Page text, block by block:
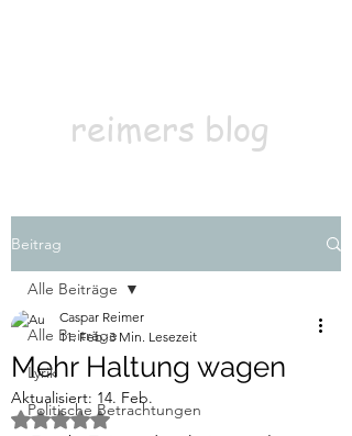
reimers blog
Beitrag
Alle Beiträge
Lyrik
Politische Betrachtungen
Alle Beiträge
Mehr Haltung wagen
Caspar Reimer
11. Feb. 3 Min. Lesezeit
Aktualisiert: 14. Feb.
Mit NaN von 5 Sternen bewertet.